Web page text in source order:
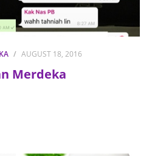
AUGUST 18, 2016
Merdeka